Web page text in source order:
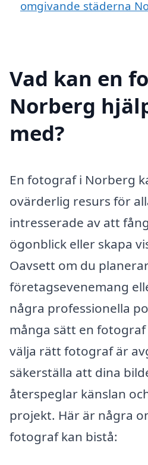
omgivande städerna
Vad kan en
Norberg
med?
En fotograf i Norberg
ovärderlig resurs för
intresserade av att
ögonblick eller skapa
Oavsett om du
företagsevenemang
några professionella
många sätt en
välja rätt fotograf är
säkerställa att dina
återspeglar känslan
projekt. Här är några
fotograf kan bistå: